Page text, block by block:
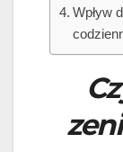
Wpływ